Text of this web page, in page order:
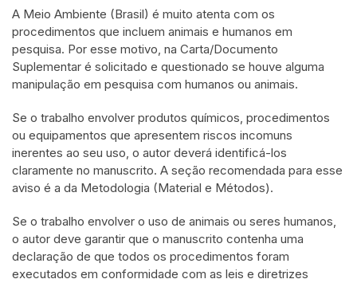
A Meio Ambiente (Brasil) é muito atenta com os
procedimentos que incluem animais e humanos em
pesquisa. Por esse motivo, na Carta/Documento
Suplementar é solicitado e questionado se houve alguma
manipulação em pesquisa com humanos ou animais.
Se o trabalho envolver produtos químicos, procedimentos
ou equipamentos que apresentem riscos incomuns
inerentes ao seu uso, o autor deverá identificá-los
claramente no manuscrito. A seção recomendada para esse
aviso é a da Metodologia (Material e Métodos).
Se o trabalho envolver o uso de animais ou seres humanos,
o autor deve garantir que o manuscrito contenha uma
declaração de que todos os procedimentos foram
executados em conformidade com as leis e diretrizes